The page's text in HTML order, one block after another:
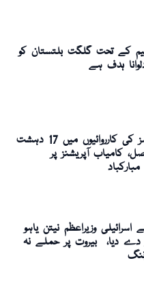
کے تحت گلگت بلتستان کو
ہدف ہے
سکیورٹی فورسز کی کارروائیوں میں 17 دہشت
کامیاب آپریشنز پر
وزیراعظم نیتن یاہو
دے دیا، بیروت پر حملے نہ